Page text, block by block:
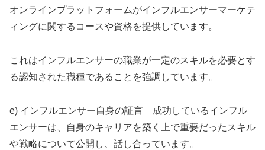
オンラインプラットフォームがインフルエンサーマーケテ
ィングに関するコースや資格を提供しています。
これはインフルエンサーの職業が一定のスキルを必要とす
る認知された職種であることを強調しています。
e) インフルエンサー自身の証言 成功しているインフル
エンサーは、自身のキャリアを築く上で重要だったスキル
や戦略について公開し、話し合っています。